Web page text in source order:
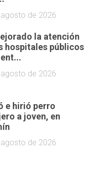
de 2026
la atención
hospitales públicos
de 2026
e hirió perro
a joven, en
de 2026